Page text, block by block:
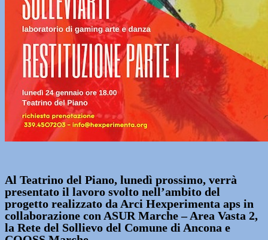
Al Teatrino del Piano, lunedì prossimo, verrà
presentato il lavoro svolto nell’ambito del
progetto realizzato da Arci Hexperimenta aps in
collaborazione con ASUR Marche – Area Vasta 2,
la Rete del Sollievo del Comune di Ancona e